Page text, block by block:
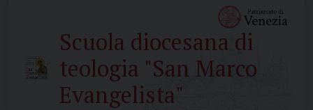
Scuola diocesana di
teologia "San Marco
Evangelista"